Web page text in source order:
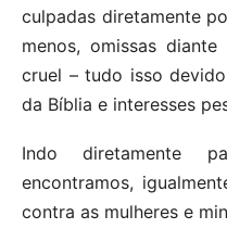
culpadas diretamente
menos, omissas
cruel – tudo isso
da Bíblia e interesses
Indo diretamente
encontramos,
contra as mulheres e